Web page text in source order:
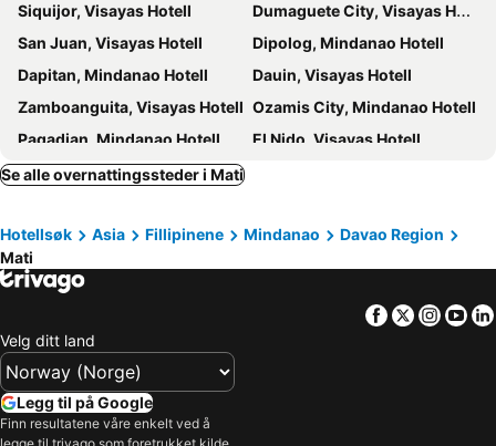
Siquijor, Visayas Hotell
Dumaguete City, Visayas Hotell
San Juan, Visayas Hotell
Dipolog, Mindanao Hotell
Dapitan, Mindanao Hotell
Dauin, Visayas Hotell
Zamboanguita, Visayas Hotell Ozamis City, Mindanao Hotell
Pagadian, Mindanao Hotell
El Nido, Visayas Hotell
Cebu City, Visayas Hotell
Balabag, Visayas Hotell
Panglao, Visayas Hotell
Makati, Luzon Hotell
Coron, Visayas Hotell
Se alle overnattingssteder i Mati
Hotellsøk Asia Fillipinene Mindanao
Davao Region
Mati
Facebook
Twitter
Velg ditt land
Legg til på Google
Finn resultatene våre enkelt ved å